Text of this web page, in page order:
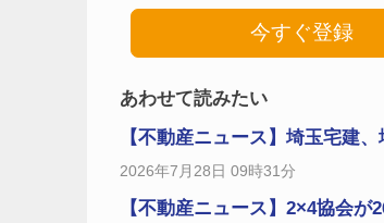
今すぐ登録
あわせて読みたい
【不動産ニュース】埼玉宅建
2026年7月28日 09時31分
【不動産ニュース】2×4協会